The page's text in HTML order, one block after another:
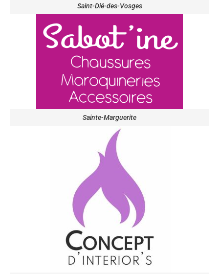
Saint-Dié-des-Vosges
Sainte-Marguerite